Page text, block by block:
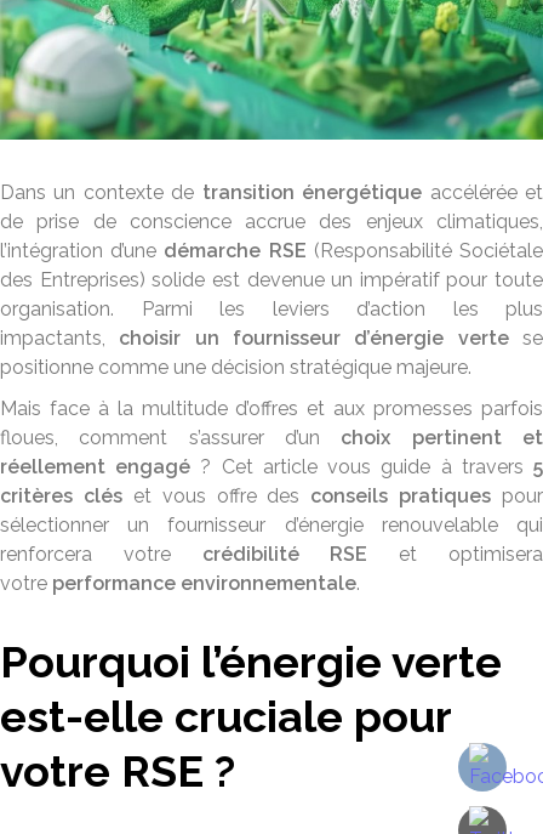
Dans un contexte de transition énergétique accélérée et
de prise de conscience accrue des enjeux climatiques,
l’intégration d’une démarche RSE (Responsabilité Sociétale
des Entreprises) solide est devenue un impératif pour toute
organisation. Parmi les leviers d’action les plus
impactants, choisir un fournisseur d’énergie vertese
positionne comme une décision stratégique majeure.
Mais face à la multitude d’offres et aux promesses parfois
floues, comment s’assurer d’un choix pertinent et
réellement engagé ? Cet article vous guide à travers5
critères cléset vous offre des conseils pratiques pour
sélectionner un fournisseur d’énergie renouvelable qui
renforcera votre crédibilité RSE et optimisera
votre performance environnementale.
Pourquoi l’énergie verte
est-elle cruciale pour
votre RSE ?